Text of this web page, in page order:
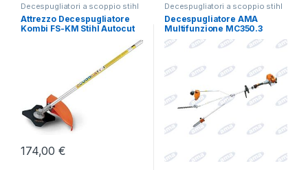
Decespugliatori a scoppio stihl
in offerta e altre marche ,
Multifunzione,Taglio e Sfalcio
dell'Erba Alta e Spontanea
Attrezzo Decespugliatore
Kombi FS-KM Stihl Autocut
174,00€
Decespugliatori a scoppio stihl
in offerta e altre marche,
Multifunzione
Decespugliatore AMA
Multifunzione MC350.3